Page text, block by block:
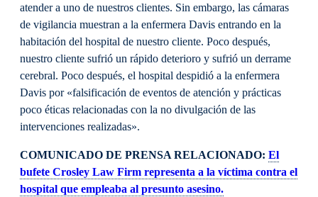
atender a uno de nuestros clientes. Sin embargo, las cámaras
de vigilancia muestran a la enfermera Davis entrando en la
habitación del hospital de nuestro cliente. Poco después,
nuestro cliente sufrió un rápido deterioro y sufrió un derrame
cerebral. Poco después, el hospital despidió a la enfermera
Davis por «falsificación de eventos de atención y prácticas
poco éticas relacionadas con la no divulgación de las
intervenciones realizadas».
COMUNICADO DE PRENSA RELACIONADO: El
bufete Crosley Law Firm representa a la víctima contra el
hospital que empleaba al presunto asesino.